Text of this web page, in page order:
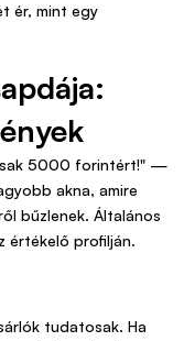
ér, mint egy
5000 forintért!" —
akna, amire
bűzlenek. Általános
értékelő profilján.
tudatosak. Ha